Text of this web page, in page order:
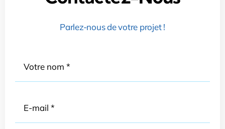
Parlez-nous de votre projet !